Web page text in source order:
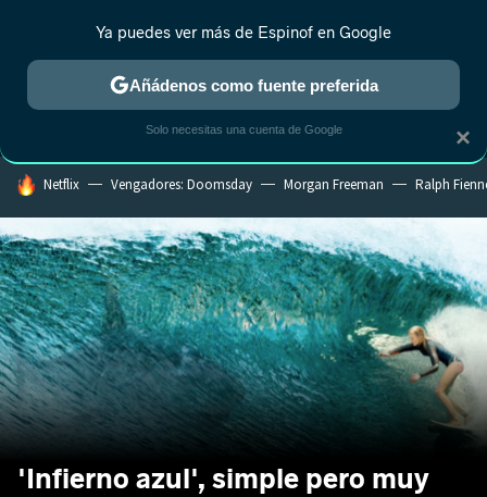
MENÚ NUEVO
ESTRENOS REALITY ANIME RANKINGS CINE
HOY SE HABLA DE
Netflix Vengadores: Doomsday Morgan Freeman Ralph
'Infierno azul', simple pero muy
×
Ya puedes ver más de Espinof en Google
Añádenos como fuente preferida
Solo necesitas una cuenta de Google